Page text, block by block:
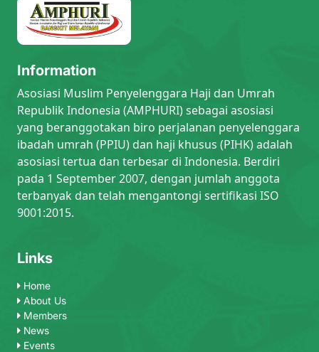
Information
Asosiasi Muslim Penyelenggara Haji dan Umrah
Republik Indonesia (AMPHURI) sebagai asosiasi
yang beranggotakan biro perjalanan penyelenggara
ibadah umrah (PPIU) dan haji khusus (PIHK) adalah
asosiasi tertua dan terbesar di Indonesia. Berdiri
pada 1 September 2007, dengan jumlah anggota
terbanyak dan telah mengantongi sertifikasi ISO
9001:2015.
Links
Home
About Us
Members
News
Events